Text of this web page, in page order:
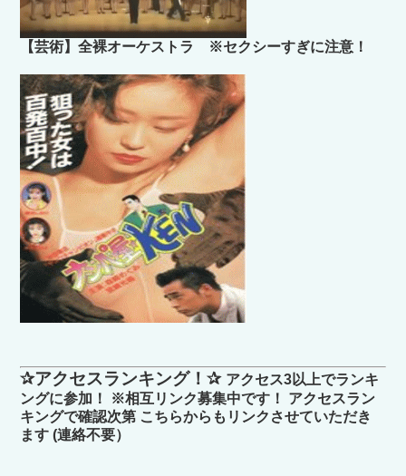
【芸術】全裸オーケストラ ※セクシーすぎに注意！
✰アクセスランキング！✰ アクセス3以上でランキ
ングに参加！ ※相互リンク募集中です！ アクセスラン
キングで確認次第 こちらからもリンクさせていただき
ます (連絡不要）